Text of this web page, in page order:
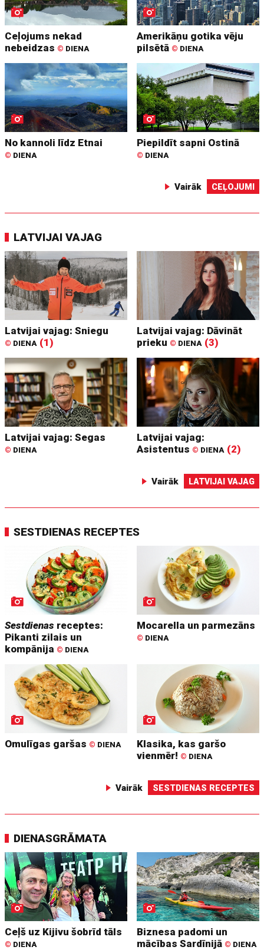
Ceļojums nekad
nebeidzas © DIENA
Amerikāņu gotika vēju
pilsētā © DIENA
No kannoli līdz Etnai
© DIENA
Piepildīt sapni Ostinā
© DIENA
Vairāk CEĻOJUMI
LATVIJAI VAJAG
Latvijai vajag: Sniegu
© DIENA (1)
Latvijai vajag: Dāvināt
prieku © DIENA (3)
Latvijai vajag: Segas
© DIENA
Latvijai vajag:
Asistentus © DIENA (2)
Vairāk LATVIJAI VAJAG
SESTDIENAS RECEPTES
Sestdienas receptes:
Pikanti zilais un
kompānija © DIENA
Mocarella un parmezāns
© DIENA
Omulīgas garšas © DIENA
Klasika, kas garšo
vienmēr! © DIENA
Vairāk SESTDIENAS RECEPTES
DIENASGRĀMATA
Ceļš uz Kijivu šobrīd tāls
© DIENA
Biznesa padomi un
mācības Sardīnijā © DIENA